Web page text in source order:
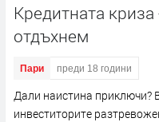
Кредитната
отдъхнем
Пари преди 18 години
Дали наистина приключи?
инвеститорите